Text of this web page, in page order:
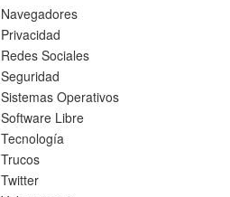
Navegadores
Privacidad
Redes Sociales
Seguridad
Sistemas Operativos
Software Libre
Tecnología
Trucos
Twitter